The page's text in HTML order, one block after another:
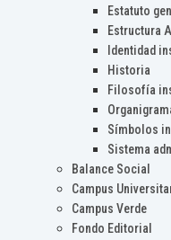
Estatuto
Estructura
Identidad
Historia
Filosofía
Símbolos
Sistema
Balance Social
Campus
Campus Verde
Fondo Editorial